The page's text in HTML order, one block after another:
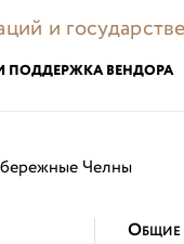
и
ПОДДЕРЖКА ВЕНДОРА
Челны
ОБЩИЕ